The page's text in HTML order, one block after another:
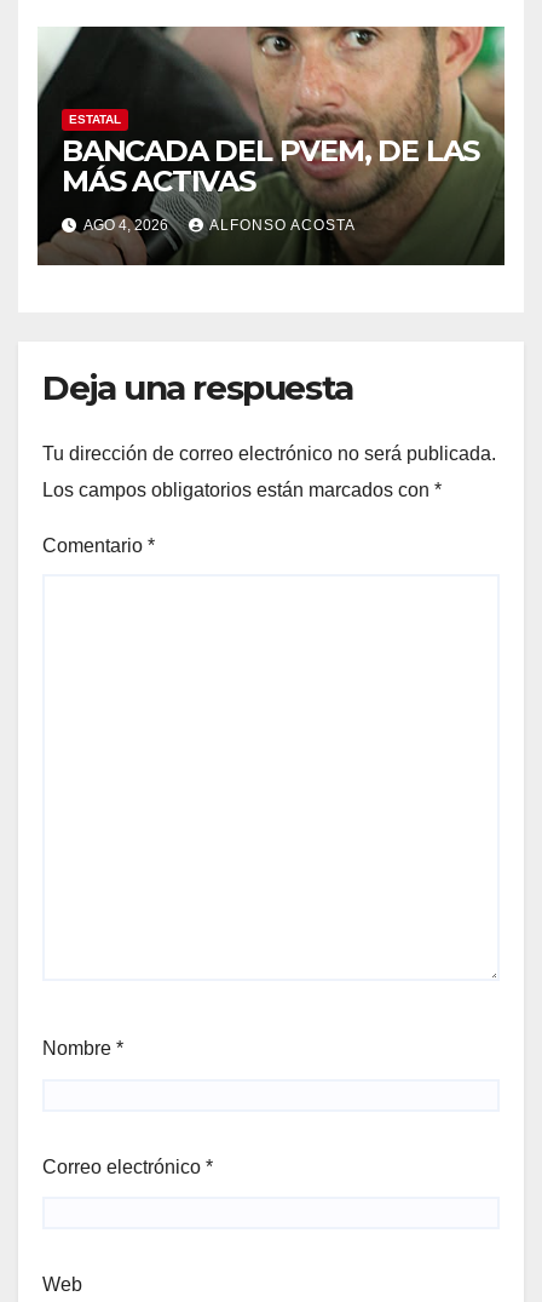
ESTATAL
BANCADA DEL PVEM, DE LAS
MÁS ACTIVAS
AGO 4, 2026 ALFONSO ACOSTA
Deja una respuesta
Tu dirección de correo electrónico no será publicada.
Los campos obligatorios están marcados con *
Comentario *
Nombre *
Correo electrónico *
Web